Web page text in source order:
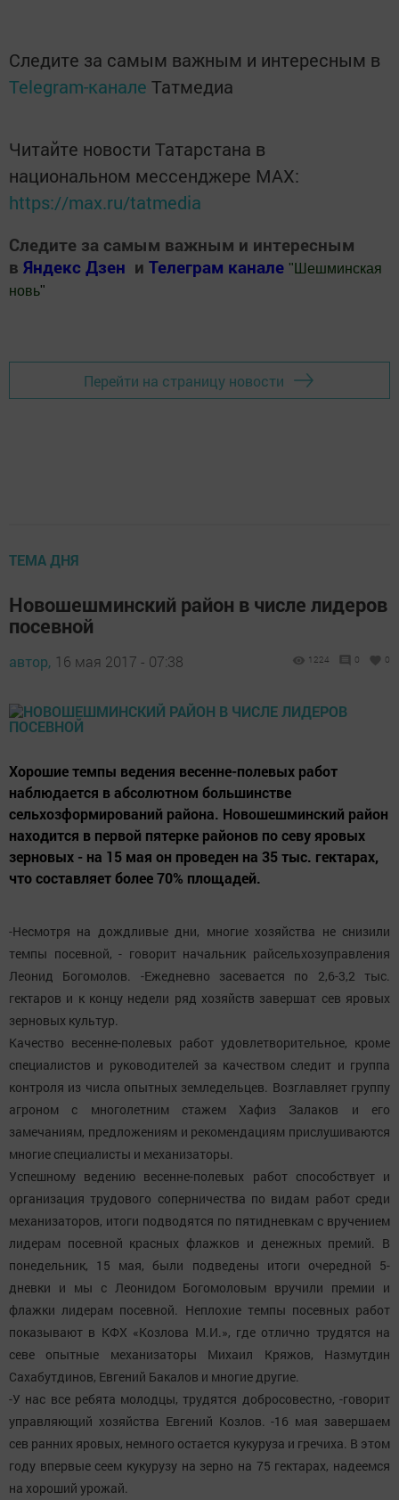
Следите за самым важным и интересным в
Telegram-канале Татмедиа
Читайте новости Татарстана в
национальном мессенджере MАХ:
https://max.ru/tatmedia
Следите за самым важным и интересным
в Яндекс Дзен и Телеграм канале " Шешминская
новь"
Перейти на страницу новости
ТЕМА ДНЯ
Новошешминский район в числе лидеров
посевной
автор, 16 мая 2017 - 07:38 1224 0 0
Хорошие темпы ведения весенне-полевых работ
наблюдается в абсолютном большинстве
сельхозформирований района. Новошешминский район
находится в первой пятерке районов по севу яровых
зерновых - на 15 мая он проведен на 35 тыс. гектарах,
что составляет более 70% площадей.
-Несмотря на дождливые дни, многие хозяйства не снизили
темпы посевной, - говорит начальник райсельхозуправления
Леонид Богомолов. -Ежедневно засевается по 2,6-3,2 тыс.
гектаров и к концу недели ряд хозяйств завершат сев яровых
зерновых культур.
Качество весенне-полевых работ удовлетворительное, кроме
специалистов и руководителей за качеством следит и группа
контроля из числа опытных земледельцев. Возглавляет группу
агроном с многолетним стажем Хафиз Залаков и его
замечаниям, предложениям и рекомендациям прислушиваются
многие специалисты и механизаторы.
Успешному ведению весенне-полевых работ способствует и
организация трудового соперничества по видам работ среди
механизаторов, итоги подводятся по пятидневкам с вручением
лидерам посевной красных флажков и денежных премий. В
понедельник, 15 мая, были подведены итоги очередной 5-
дневки и мы с Леонидом Богомоловым вручили премии и
флажки лидерам посевной. Неплохие темпы посевных работ
показывают в КФХ «Козлова М.И.», где отлично трудятся на
севе опытные механизаторы Михаил Кряжов, Назмутдин
Сахабутдинов, Евгений Бакалов и многие другие.
-У нас все ребята молодцы, трудятся добросовестно, -говорит
управляющий хозяйства Евгений Козлов. -16 мая завершаем
сев ранних яровых, немного остается кукуруза и гречиха. В этом
году впервые сеем кукурузу на зерно на 75 гектарах, надеемся
на хороший урожай.